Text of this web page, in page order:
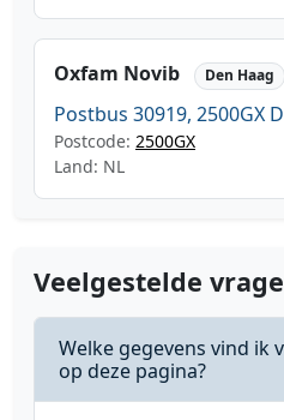
Oxfam Novib Den Haag
Postbus 30919, 2500GX
Postcode: 2500GX
Land: NL
Veelgestelde
Welke gegevens vind ik
op deze pagina?